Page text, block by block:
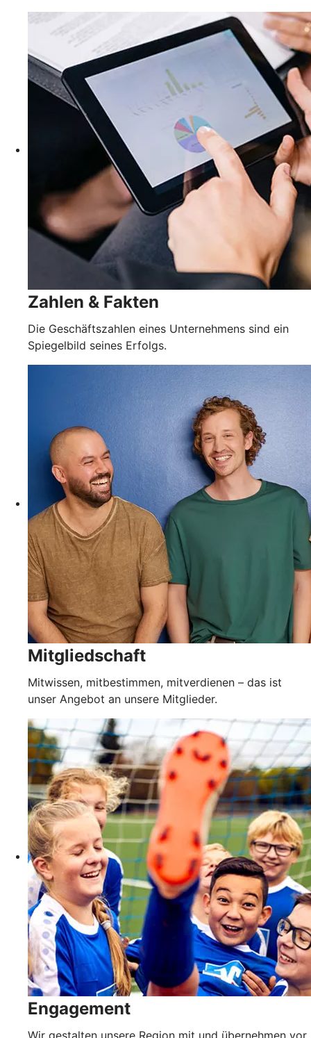
Zahlen & Fakten
Die Geschäftszahlen eines Unternehmens sind ein
Spiegelbild seines Erfolgs.
Mitgliedschaft
Mitwissen, mitbestimmen, mitverdienen – das ist
unser Angebot an unsere Mitglieder.
Engagement
Wir gestalten unsere Region mit und übernehmen vor